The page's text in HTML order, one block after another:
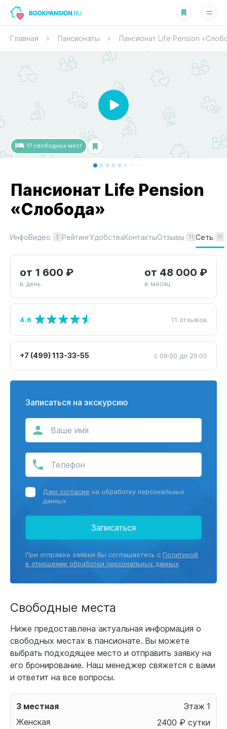
Главная Пансионаты Пансионат Life Pension
17 свободных мест
Пансионат Life Pension
«Слобода»
ИнфоВидео 3 РейтингУдобстваКонтактыОтзывы 11 Сеть 11
от 1 600 ₽
в день
от 48 000 ₽
в месяц
4.6 11 отзывов
+7 (499) 113-33-55 с 09:00 до 20:00
Записаться на экскурсию
Даю согласие на обработку персональных
данных
Записаться
При отправке заявки Вы соглашаетесь с Политикой
в отношении обработки персональных данных
Свободные места
Ниже предоставлена актуальная информация о
свободных местах в пансионате. Вы можете
выбрать подходящее место и отправить заявку на
его бронирование. Наш менеджер свяжется с вами
и ответит на все вопросы.
3 местная
Женская
1
2400 ₽ сутки